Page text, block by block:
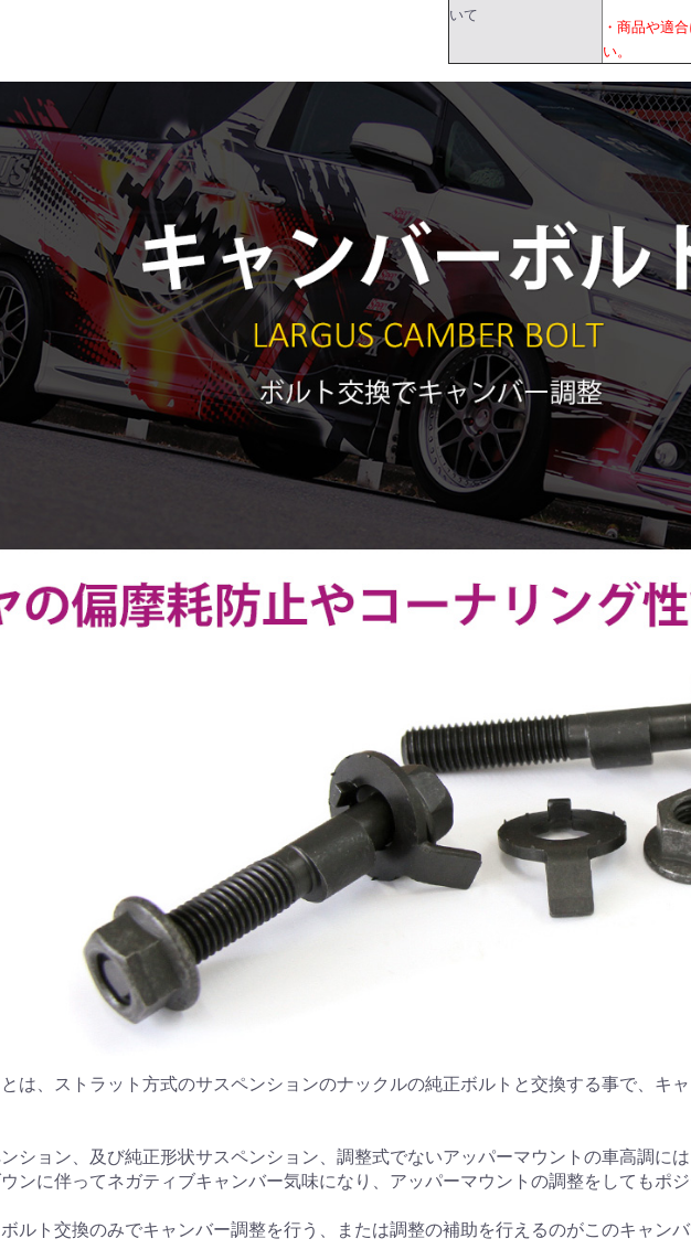
いて
・商品や適
い。
は、ストラット方式のサスペンションのナックルの純正ボルトと交換する事で、キ
ション、及び純正形状サスペンション、調整式でないアッパーマウントの車高調に
ンに伴ってネガティブキャンバー気味になり、アッパーマウントの調整をしてもポ
ルト交換のみでキャンバー調整を行う、または調整の補助を行えるのがこのキャンバ